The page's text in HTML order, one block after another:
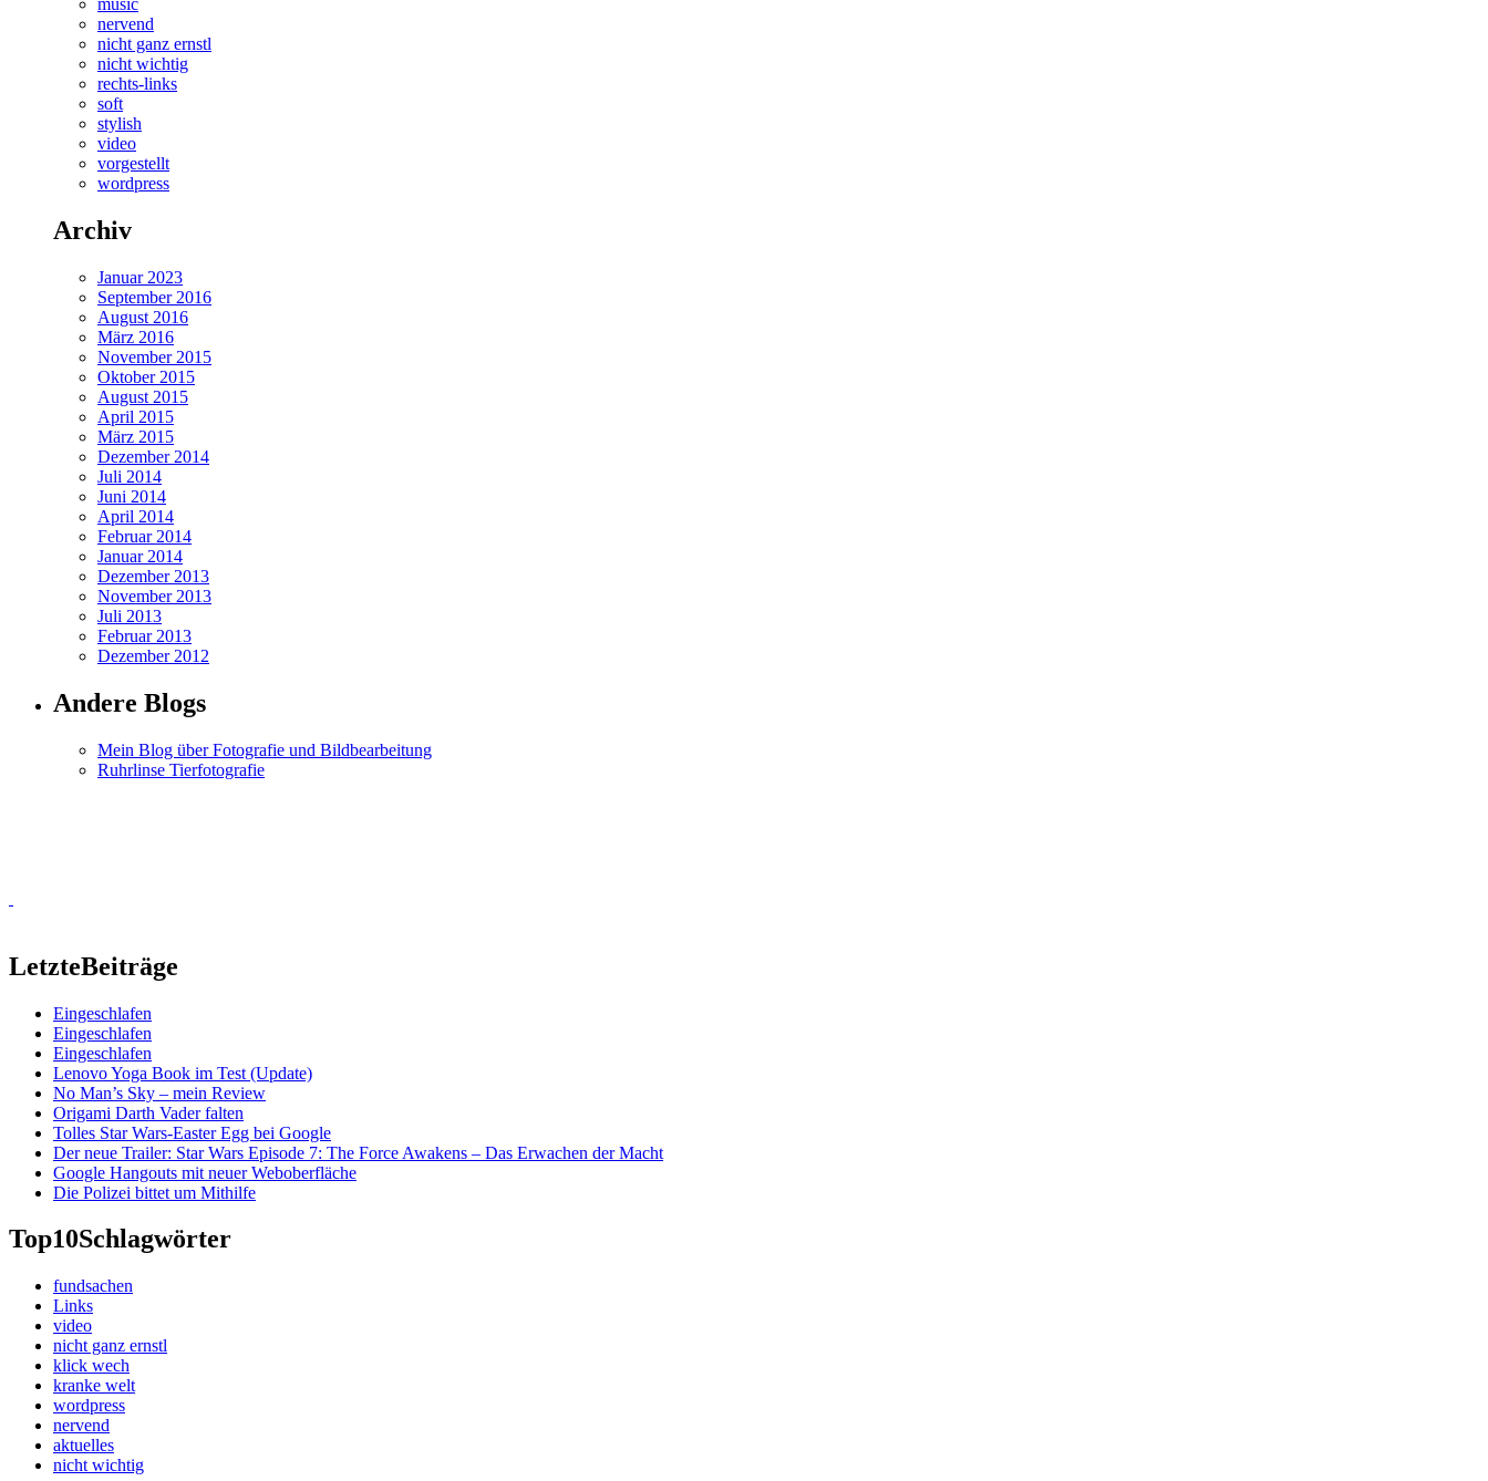
music
nervend
nicht ganz ernstl
nicht wichtig
rechts-links
soft
stylish
video
vorgestellt
wordpress
Archiv
Januar 2023
September 2016
August 2016
März 2016
November 2015
Oktober 2015
August 2015
April 2015
März 2015
Dezember 2014
Juli 2014
Juni 2014
April 2014
Februar 2014
Januar 2014
Dezember 2013
November 2013
Juli 2013
Februar 2013
Dezember 2012
Andere Blogs
Mein Blog über Fotografie und Bildbearbeitung
Ruhrlinse Tierfotografie
LetzteBeiträge
Eingeschlafen
Eingeschlafen
Eingeschlafen
Lenovo Yoga Book im Test (Update)
No Man’s Sky – mein Review
Origami Darth Vader falten
Tolles Star Wars-Easter Egg bei Google
Der neue Trailer: Star Wars Episode 7: The Force Awakens – Das Erwachen der Macht
Google Hangouts mit neuer Weboberfläche
Die Polizei bittet um Mithilfe
Top10Schlagwörter
fundsachen
Links
video
nicht ganz ernstl
klick wech
kranke welt
wordpress
nervend
aktuelles
nicht wichtig